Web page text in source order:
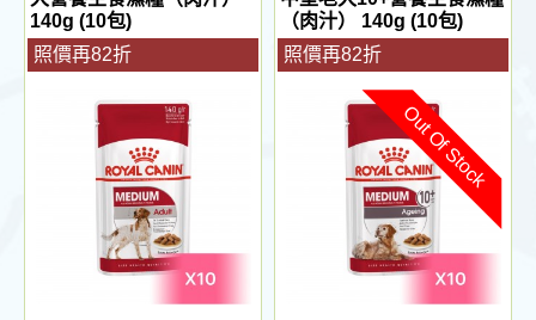
140g (10包)
照價再82折
（肉汁） 140g (10包)
照價再82折
Out Of Stock